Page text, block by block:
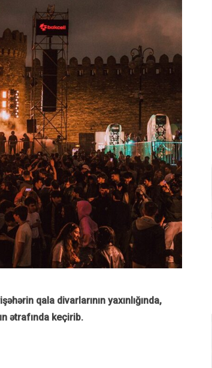
qala divarlarının yaxınlığında,
ətrafında keçirib.